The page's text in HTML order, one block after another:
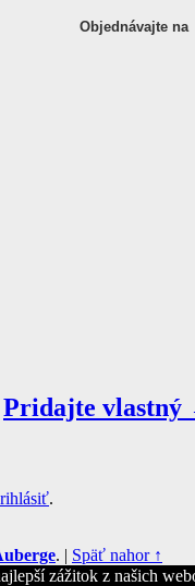
Objednávajte na
Pridajte vlastný
.
. | Späť nahor ↑
zážitok z našich